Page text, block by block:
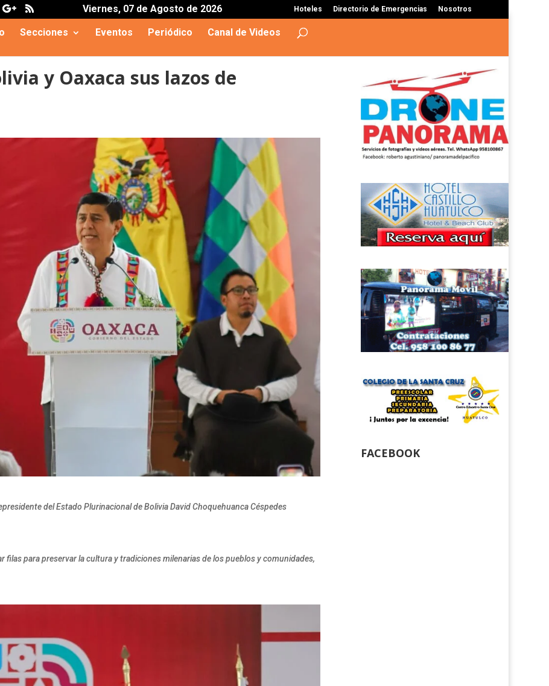
pub-3929368393811174
Viernes, 07 de Agosto de 2026 Hoteles Directorio de Emergencias Nosotros
Secciones Eventos Periódico Canal de Videos
y Oaxaca sus lazos de
del Estado Plurinacional de Bolivia David Choquehuanca Céspedes
para preservar la cultura y tradiciones milenarias de los pueblos y comunidades,
FACEBOOK